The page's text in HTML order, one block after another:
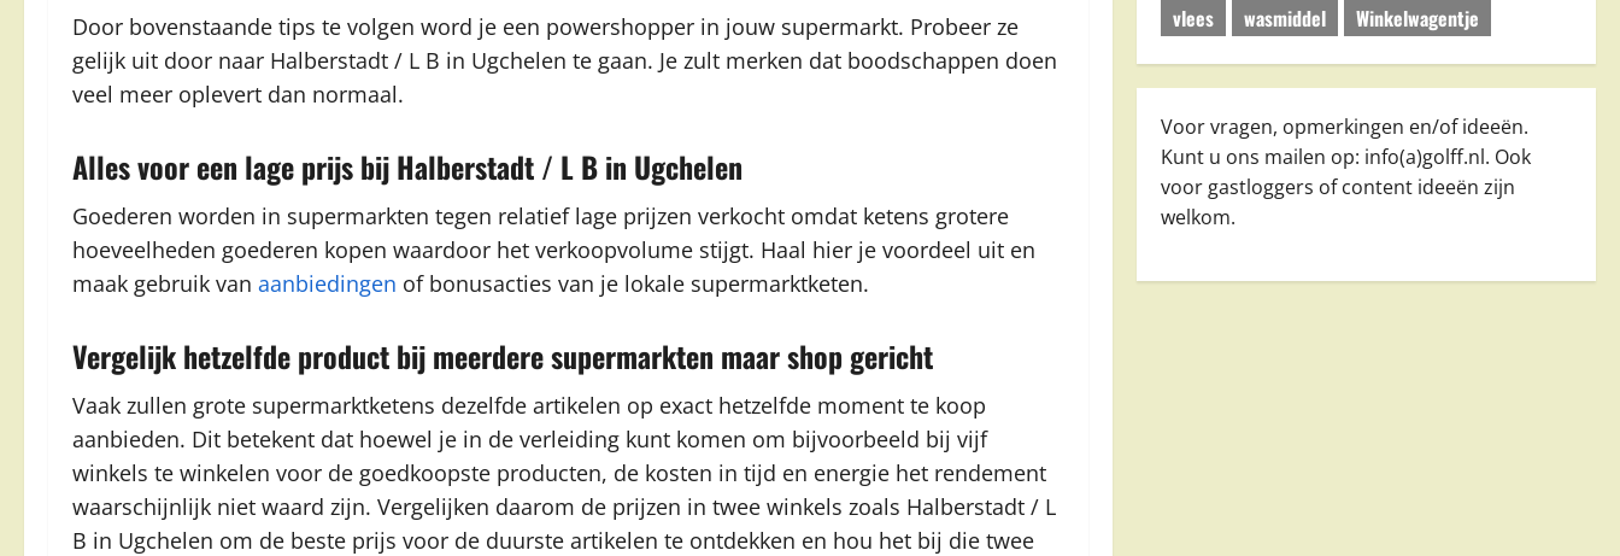
Door bovenstaande tips te volgen word je een powershopper in jouw supermarkt. Probeer ze
gelijk uit door naar Halberstadt / L B in Ugchelen te gaan. Je zult merken dat boodschappen doen
veel meer oplevert dan normaal.
Alles voor een lage prijs bij Halberstadt / L B in Ugchelen
Goederen worden in supermarkten tegen relatief lage prijzen verkocht omdat ketens grotere
hoeveelheden goederen kopen waardoor het verkoopvolume stijgt. Haal hier je voordeel uit en
maak gebruik van aanbiedingen of bonusacties van je lokale supermarktketen.
Vergelijk hetzelfde product bij meerdere supermarkten maar shop gericht
Vaak zullen grote supermarktketens dezelfde artikelen op exact hetzelfde moment te koop
aanbieden. Dit betekent dat hoewel je in de verleiding kunt komen om bijvoorbeeld bij vijf
winkels te winkelen voor de goedkoopste producten, de kosten in tijd en energie het rendement
waarschijnlijk niet waard zijn. Vergelijken daarom de prijzen in twee winkels zoals Halberstadt / L
B in Ugchelen om de beste prijs voor de duurste artikelen te ontdekken en hou het bij die twee
vlees
wasmiddel Winkelwagentje
Voor vragen, opmerkingen en/of ideeën.
Kunt u ons mailen op: info(a)golff.nl. Ook
voor gastloggers of content ideeën zijn
welkom.